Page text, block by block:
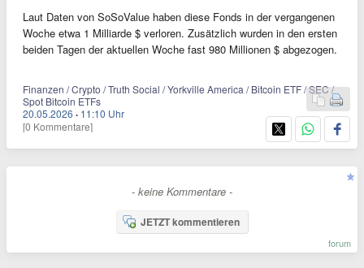
Laut Daten von SoSoValue haben diese Fonds in der vergangenen
Woche etwa 1 Milliarde $ verloren. Zusätzlich wurden in den ersten
beiden Tagen der aktuellen Woche fast 980 Millionen $ abgezogen.
Finanzen / Crypto / Truth Social / Yorkville America / Bitcoin ETF / SEC /
Spot Bitcoin ETFs
20.05.2026 · 11:10 Uhr
[0 Kommentare]
- keine Kommentare -
JETZT kommentieren
forum